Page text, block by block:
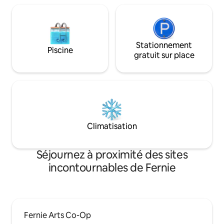
Piscine
Stationnement
gratuit sur place
Climatisation
Séjournez à proximité des sites
incontournables de Fernie
Fernie Arts Co-Op